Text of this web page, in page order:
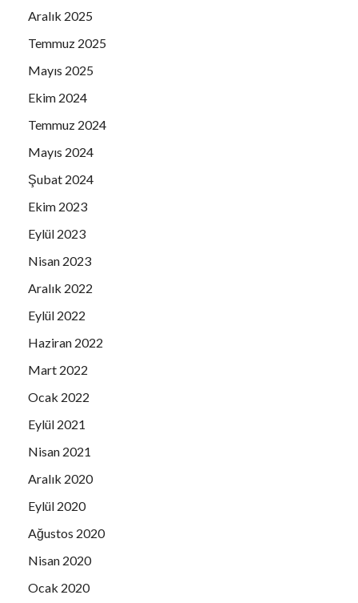
AHMET DAĞYARAN
HÜSEYİN ARABUL
İSMAİL HAKKI KARAMANDERESİ
İSTANKÖY OTEL
MET MEKANİK
MUSTAFA DİNÇOĞLU
AV.NAİL ÖZAZMAN
ÖMER GÜNEL
ÖNDER OTEL
ÖZEN AKTEN
PASTACI YÖRÜK FIRIN & BAKERY
SEVİM TÜREMEN
SOMUN YEMEK FABRİKASI CATERING
STUDIO AC
ŞÜKRAN GÜNAY
Aralık 2025
Temmuz 2025
Mayıs 2025
Ekim 2024
Temmuz 2024
Mayıs 2024
Şubat 2024
Ekim 2023
Eylül 2023
Nisan 2023
Aralık 2022
Eylül 2022
Haziran 2022
Mart 2022
Ocak 2022
Eylül 2021
Nisan 2021
Aralık 2020
Eylül 2020
Ağustos 2020
Nisan 2020
Ocak 2020